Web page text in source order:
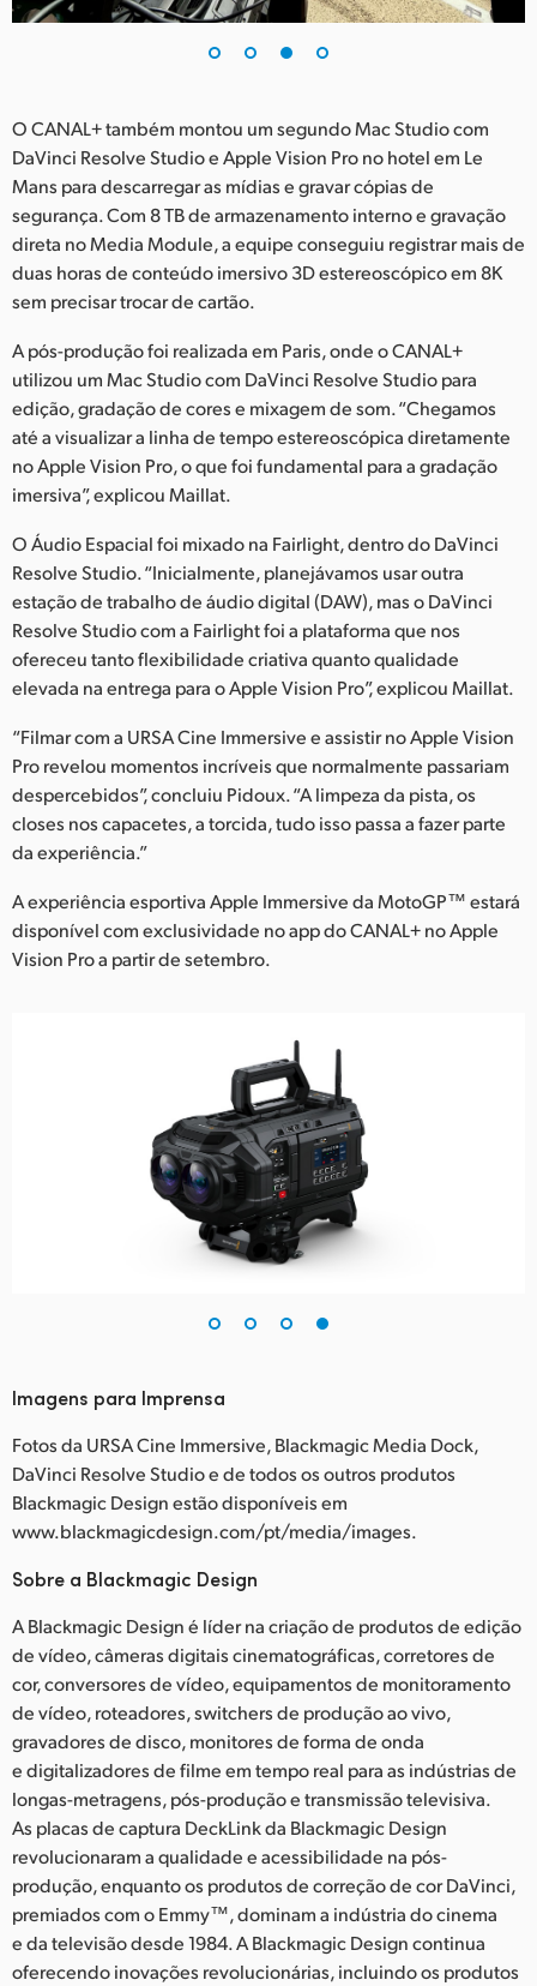
O CANAL+ também montou um segundo Mac Studio com
DaVinci Resolve Studio e Apple Vision Pro no hotel em Le
Mans para descarregar as mídias e gravar cópias de
segurança. Com 8 TB de armazenamento interno e gravação
direta no Media Module, a equipe conseguiu registrar mais de
duas horas de conteúdo imersivo 3D estereoscópico em 8K
sem precisar trocar de cartão.
A pós-produção foi realizada em Paris, onde o CANAL+
utilizou um Mac Studio com DaVinci Resolve Studio para
edição, gradação de cores e mixagem de som. “Chegamos
até a visualizar a linha de tempo estereoscópica diretamente
no Apple Vision Pro, o que foi fundamental para a gradação
imersiva”, explicou Maillat.
O Áudio Espacial foi mixado na Fairlight, dentro do DaVinci
Resolve Studio. “Inicialmente, planejávamos usar outra
estação de trabalho de áudio digital (DAW), mas o DaVinci
Resolve Studio com a Fairlight foi a plataforma que nos
ofereceu tanto flexibilidade criativa quanto qualidade
elevada na entrega para o Apple Vision Pro”, explicou Maillat.
“Filmar com a URSA Cine Immersive e assistir no Apple Vision
Pro revelou momentos incríveis que normalmente passariam
despercebidos”, concluiu Pidoux. “A limpeza da pista, os
closes nos capacetes, a torcida, tudo isso passa a fazer parte
da experiência.”
A experiência esportiva Apple Immersive da MotoGP™ estará
disponível com exclusividade no app do CANAL+ no Apple
Vision Pro a partir de setembro.
Imagens para Imprensa
Fotos da URSA Cine Immersive, Blackmagic Media Dock,
DaVinci Resolve Studio e de todos os outros produtos
Blackmagic Design estão disponíveis em
www.blackmagicdesign.com/pt/media/images.
Sobre a Blackmagic Design
A Blackmagic Design é líder na criação de produtos de edição
de vídeo, câmeras digitais cinematográficas, corretores de
cor, conversores de vídeo, equipamentos de monitoramento
de vídeo, roteadores, switchers de produção ao vivo,
gravadores de disco, monitores de forma de onda
e digitalizadores de filme em tempo real para as indústrias de
longas-metragens, pós-produção e transmissão televisiva.
As placas de captura DeckLink da Blackmagic Design
revolucionaram a qualidade e acessibilidade na pós-
produção, enquanto os produtos de correção de cor DaVinci,
premiados com o Emmy™, dominam a indústria do cinema
e da televisão desde 1984. A Blackmagic Design continua
oferecendo inovações revolucionárias, incluindo os produtos